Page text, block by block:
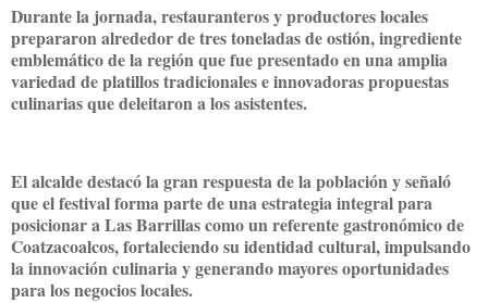
Durante la jornada, restauranteros y productores locales
prepararon alrededor de tres toneladas de ostión, ingrediente
emblemático de la región que fue presentado en una amplia
variedad de platillos tradicionales e innovadoras propuestas
culinarias que deleitaron a los asistentes.
El alcalde destacó la gran respuesta de la población y señaló
que el festival forma parte de una estrategia integral para
posicionar a Las Barrillas como un referente gastronómico de
Coatzacoalcos, fortaleciendo su identidad cultural, impulsando
la innovación culinaria y generando mayores oportunidades
para los negocios locales.